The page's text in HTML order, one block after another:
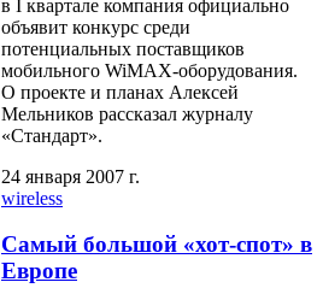
в I квартале компания официально
объявит конкурс среди
потенциальных поставщиков
мобильного WiMAX-оборудования.
О проекте и планах Алексей
Мельников рассказал журналу
«Стандарт».
24 января 2007 г.
wireless
Самый большой «хот-спот» в
Европе